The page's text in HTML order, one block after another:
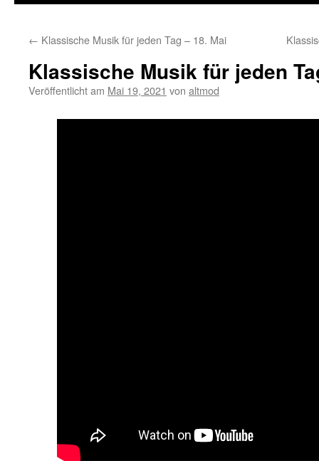
← Klassische Musik für jeden Tag – 18. Mai
Klassische Musik für jeden
Veröffentlicht am Mai 19, 2021 von altmod